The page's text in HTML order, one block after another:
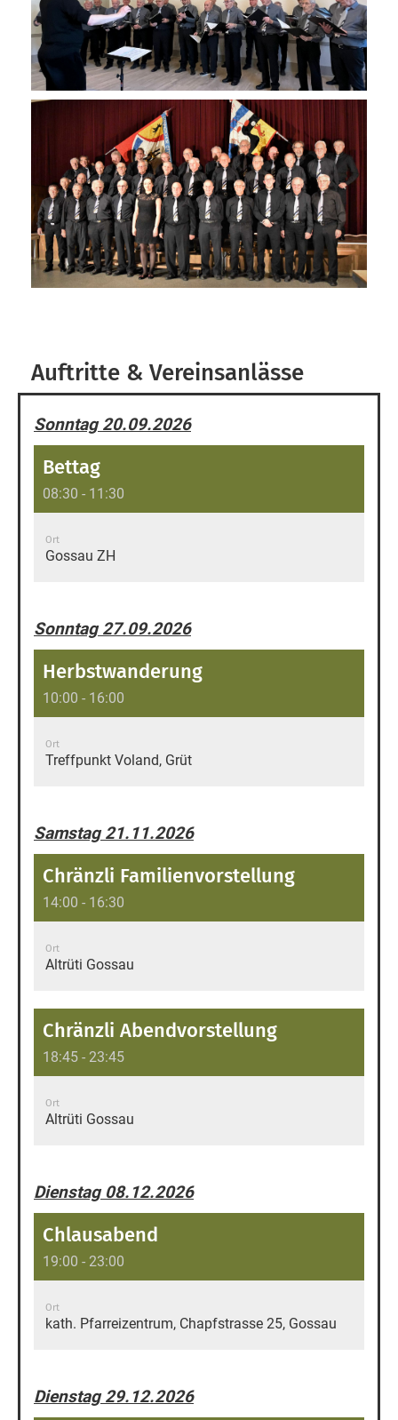
Auftritte & Vereinsanlässe
Sonntag 20.09.2026
Bettag
08:30 - 11:30
Ort
Gossau ZH
Sonntag 27.09.2026
Herbstwanderung
10:00 - 16:00
Ort
Treffpunkt Voland, Grüt
Samstag 21.11.2026
Chränzli Familienvorstellung
14:00 - 16:30
Ort
Altrüti Gossau
Chränzli Abendvorstellung
18:45 - 23:45
Ort
Altrüti Gossau
Dienstag 08.12.2026
Chlausabend
19:00 - 23:00
Ort
kath. Pfarreizentrum, Chapfstrasse 25, Gossau
Dienstag 29.12.2026